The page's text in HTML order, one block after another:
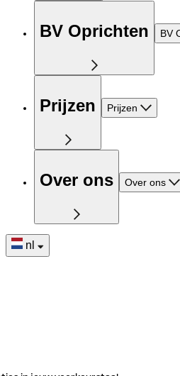
BV Oprichten BV
Prijzen Prijzen
Over ons Over ons
nl